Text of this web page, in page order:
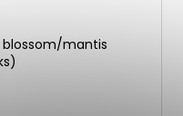
blossom/mantis